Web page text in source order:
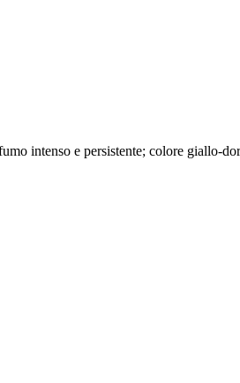
intenso e persistente; colore giallo-